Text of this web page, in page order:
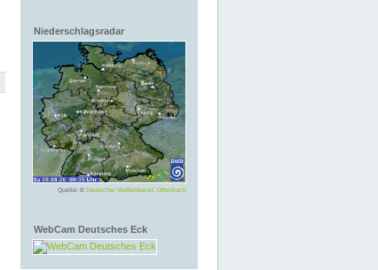
Niederschlagsradar
Quelle: © Deutscher Wetterdienst, Offenbach
WebCam Deutsches Eck